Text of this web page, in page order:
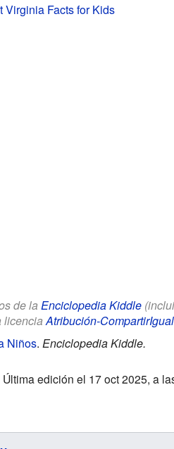
Virginia Facts for Kids
de la Enciclopedia Kiddle
licenciaAtribución-CompartirIgual
Niños. Enciclopedia Kiddle.
Última edición el 17 oct 2025, a